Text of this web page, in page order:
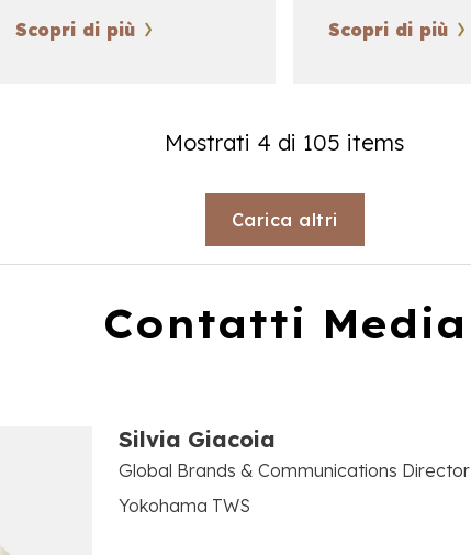
Scopri di più Scopri di più
Mostrati 4 di 105 items
Carica altri
Contatti Media
Silvia Giacoia
Global Brands & Communications Director
Yokohama TWS